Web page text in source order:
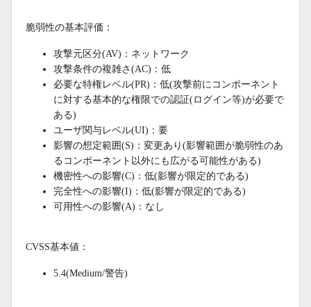
脆弱性の基本評価：
攻撃元区分(AV)：ネットワーク
攻撃条件の複雑さ(AC)：低
必要な特権レベル(PR)：低(攻撃前にコンポーネント
に対する基本的な権限での認証(ログイン等)が必要で
ある)
ユーザ関与レベル(UI)：要
影響の想定範囲(S)：変更あり(影響範囲が脆弱性のあ
るコンポーネント以外にも広がる可能性がある)
機密性への影響(C)：低(影響が限定的である)
完全性への影響(I)：低(影響が限定的である)
可用性への影響(A)：なし
CVSS基本値：
5.4(Medium/警告)